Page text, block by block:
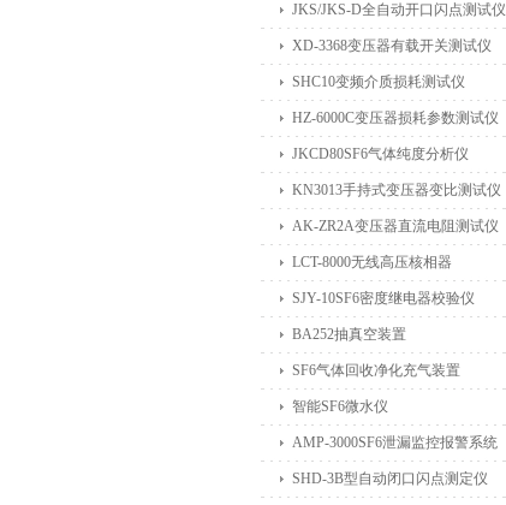
JKS/JKS-D全自动开口闪点测试仪
XD-3368变压器有载开关测试仪
SHC10变频介质损耗测试仪
HZ-6000C变压器损耗参数测试仪
JKCD80SF6气体纯度分析仪
KN3013手持式变压器变比测试仪
AK-ZR2A变压器直流电阻测试仪
LCT-8000无线高压核相器
SJY-10SF6密度继电器校验仪
BA252抽真空装置
SF6气体回收净化充气装置
智能SF6微水仪
AMP-3000SF6泄漏监控报警系统
SHD-3B型自动闭口闪点测定仪